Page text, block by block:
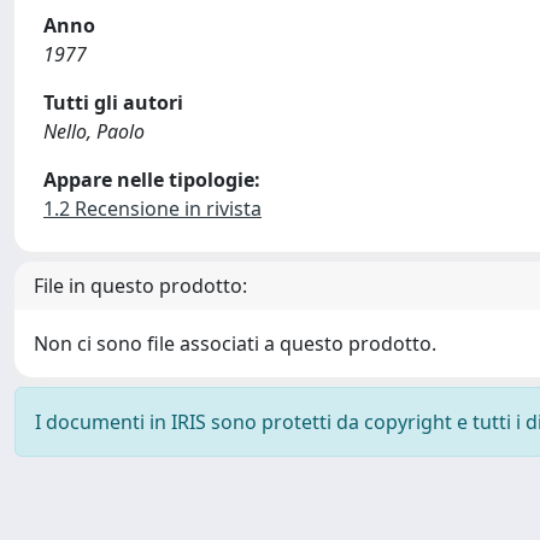
Anno
1977
Tutti gli autori
Nello, Paolo
Appare nelle tipologie:
1.2 Recensione in rivista
File in questo prodotto:
Non ci sono file associati a questo prodotto.
I documenti in IRIS sono protetti da copyright e tutti i